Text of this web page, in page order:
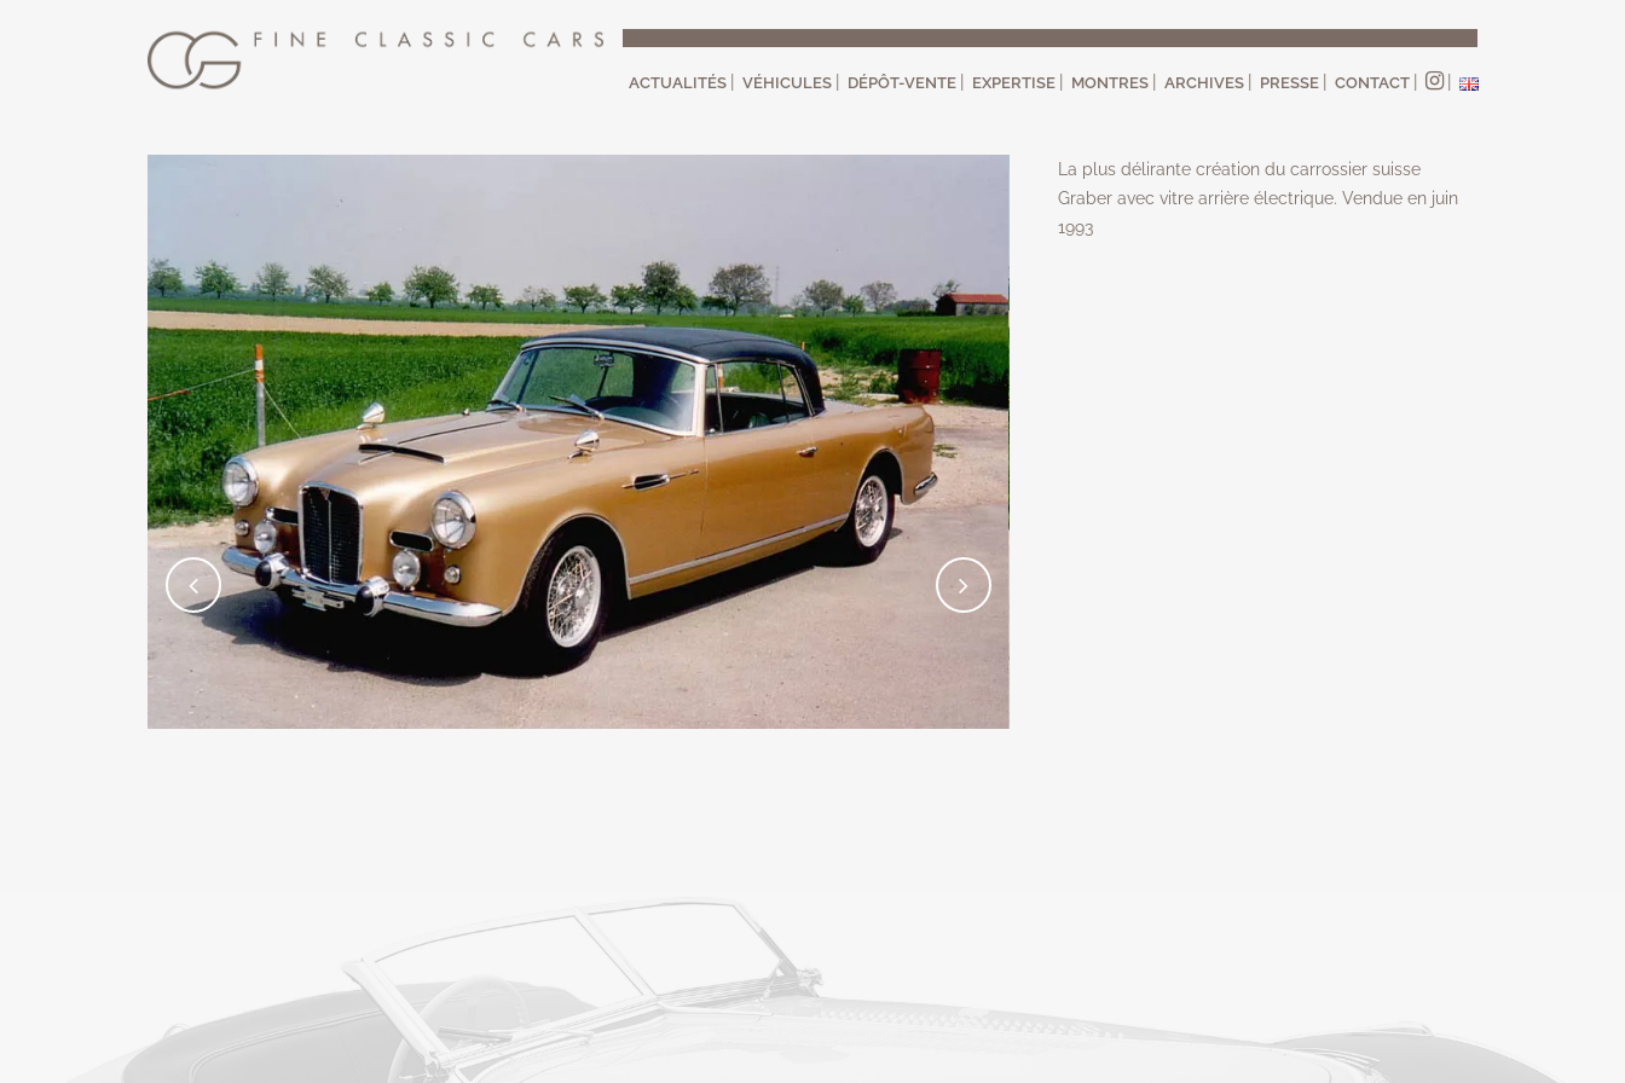
ACTUALITÉS VÉHICULES DÉPÔT-VENTE EXPERTISE MONTRES ARCHIVES PRESSE CONTACT
La plus délirante création du carrossier suisse
Graber avec vitre arrière électrique. Vendue en juin
1993